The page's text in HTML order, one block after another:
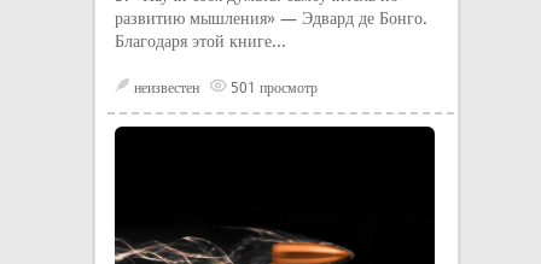
развитию мышления» — Эдвард де Бонго.
Благодаря этой книге...
неизвестен 501 просмотр